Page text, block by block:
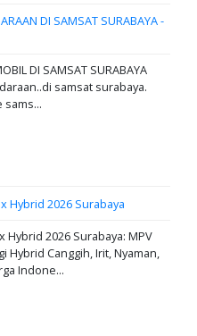
DI SAMSAT SURABAYA -
DI SAMSAT SURABAYA
samsat surabaya.
Hybrid 2026 Surabaya
2026 Surabaya: MPV
Canggih, Irit, Nyaman,
Indone...